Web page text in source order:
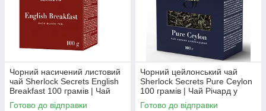
Чорний насичений листовий
чай Sherlock Secrets English
Breakfast 100 грамів | Чай
Richard у новому дизайні
Готово до відправки
Чорний цейлонський чай
Sherlock Secrets Pure Ceylon
100 грамів | Чай Річард у
новому дизайні
Готово до відправки